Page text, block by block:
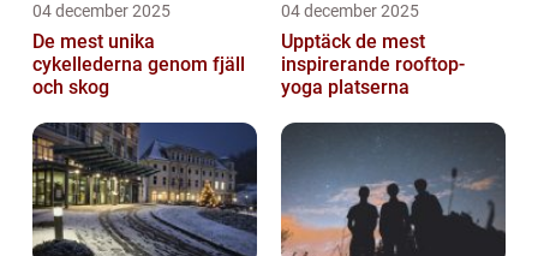
04 december 2025
De mest unika
cykellederna genom fjäll
och skog
04 december 2025
Upptäck de mest
inspirerande rooftop-
yoga platserna